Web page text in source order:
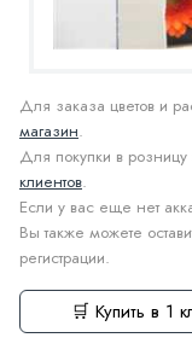
Для заказа цветов и
магазин.
Для покупки в
клиентов.
Если у вас еще нет
Вы также можете
регистрации.
🛒 Купить в 1